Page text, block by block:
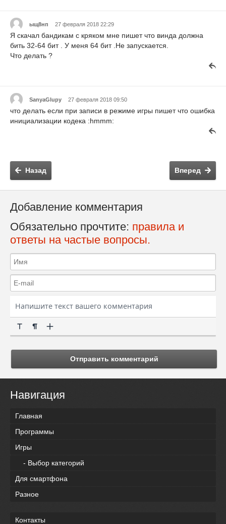
ыщ8нп 27 февраля 2018 22:29
Я скачал бандикам с кряком мне пишет что винда должна
бить 32-64 бит . У меня 64 бит .Не запускается.
Что делать ?
SanyaGlupy 27 февраля 2018 09:50
что делать если при записи в режиме игры пишет что ошибка
инициализации кодека :hmmm:
Вперед
Назад
Добавление комментария
Обязательно прочтите: правила и
ответы на частые вопросы.
Отправить комментарий
Навигация
Главная
Программы
Игры
- Выбор категорий
Для смартфона
Разное
Контакты